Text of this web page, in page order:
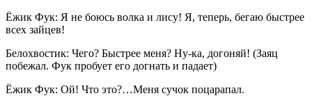
Ёжик Фук: Я не боюсь волка и лису! Я, теперь, бегаю быстрее
всех зайцев!
Белохвостик: Чего? Быстрее меня? Ну-ка, догоняй! (Заяц
побежал. Фук пробует его догнать и падает)
Ёжик Фук: Ой! Что это?…Меня сучок поцарапал.